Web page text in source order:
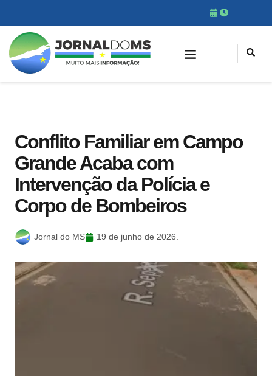
Conflito Familiar em Campo
Grande Acaba com
Intervenção da Polícia e
Corpo de Bombeiros
Jornal do MS 19 de junho de 2026.